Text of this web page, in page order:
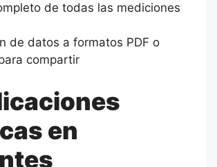
de todas las mediciones
de datos a formatos PDF o
compartir
en